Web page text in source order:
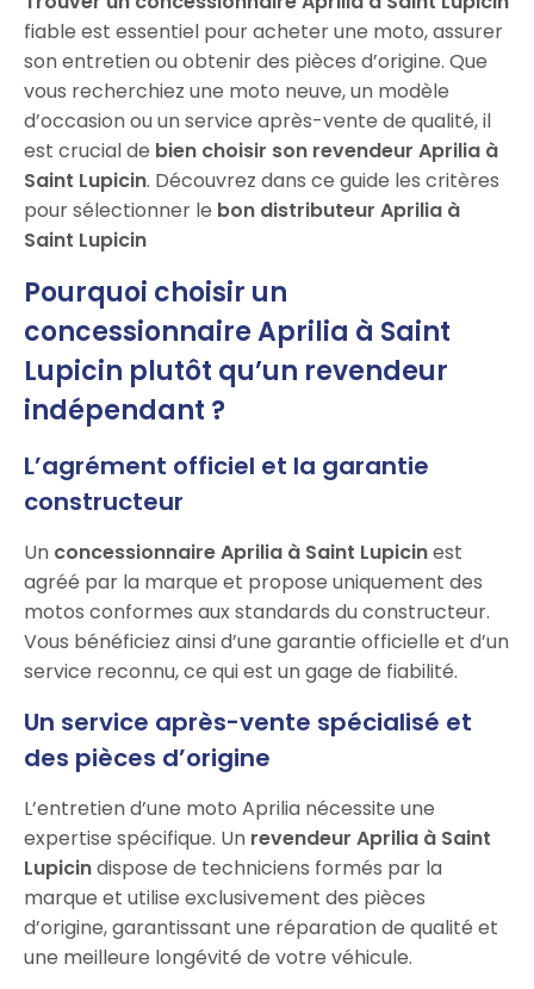
fiable est essentiel pour acheter une moto, assurer
son entretien ou obtenir des pièces d’origine. Que
vous recherchiez une moto neuve, un modèle
d’occasion ou un service après-vente de qualité, il
est crucial de bien choisir son revendeur Aprilia à
Saint Lupicin. Découvrez dans ce guide les critères
pour sélectionner le bon distributeur Aprilia à
Saint Lupicin
Pourquoi choisir un
concessionnaire Aprilia à Saint
Lupicin plutôt qu’un revendeur
indépendant ?
L’agrément officiel et la garantie
constructeur
Un concessionnaire Aprilia à Saint Lupicinest
agréé par la marque et propose uniquement des
motos conformes aux standards du constructeur.
Vous bénéficiez ainsi d’une garantie officielle et d’un
service reconnu, ce qui est un gage de fiabilité.
Un service après-vente spécialisé et
des pièces d’origine
L’entretien d’une moto Aprilia nécessite une
expertise spécifique. Un revendeur Aprilia à Saint
Lupicindispose de techniciens formés par la
marque et utilise exclusivement des pièces
d’origine, garantissant une réparation de qualité et
une meilleure longévité de votre véhicule.